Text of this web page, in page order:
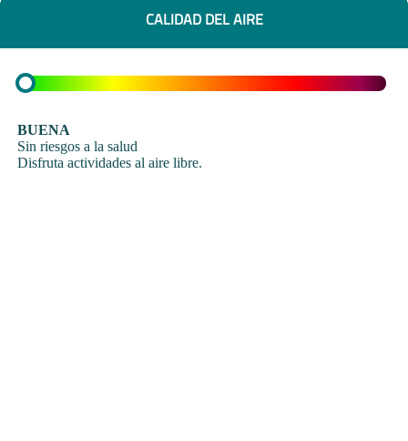
CALIDAD DEL AIRE
BUENA
Sin riesgos a la salud
Disfruta actividades al aire libre.